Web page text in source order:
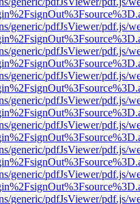
generic/pdfJsViewer/pdf.js/
generic/pdfJsViewer/pdf.js/
generic/pdfJsViewer/pdf.js/
generic/pdfJsViewer/pdf.js/
generic/pdfJsViewer/pdf.js/
generic/pdfJsViewer/pdf.js/
generic/pdfJsViewer/pdf.js/
generic/pdfJsViewer/pdf.js/